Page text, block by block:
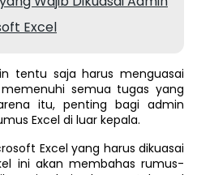
Excel
tentu saja harus menguasai
semua tugas yang
itu, penting bagi admin
Excel di luar kepala.
Excel yang harus dikuasai
ini akan membahas rumus-